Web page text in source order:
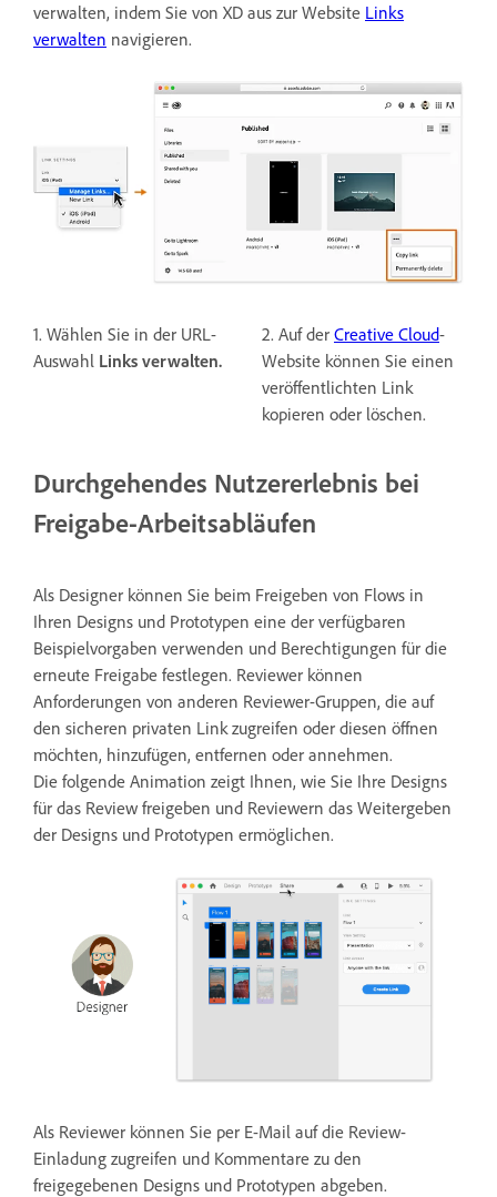
verwalten, indem Sie von XD aus zur Website Links
verwalten navigieren.
2. Auf der Creative Cloud-
Website können Sie einen
veröffentlichten Link
kopieren oder löschen.
1. Wählen Sie in der URL-
Auswahl Links verwalten.
Durchgehendes Nutzererlebnis bei
Freigabe-Arbeitsabläufen
Als Designer können Sie beim Freigeben von Flows in
Ihren Designs und Prototypen eine der verfügbaren
Beispielvorgaben verwenden und Berechtigungen für die
erneute Freigabe festlegen. Reviewer können
Anforderungen von anderen Reviewer-Gruppen, die auf
den sicheren privaten Link zugreifen oder diesen öffnen
möchten, hinzufügen, entfernen oder annehmen.
Die folgende Animation zeigt Ihnen, wie Sie Ihre Designs
für das Review freigeben und Reviewern das Weitergeben
der Designs und Prototypen ermöglichen.
Als Reviewer können Sie per E-Mail auf die Review-
Einladung zugreifen und Kommentare zu den
freigegebenen Designs und Prototypen abgeben.